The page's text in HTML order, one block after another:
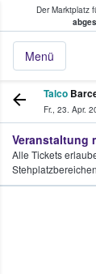
Der Marktplatz
Menü
Talco
Fr., 23. Apr.
Veranstaltung
Alle Tickets